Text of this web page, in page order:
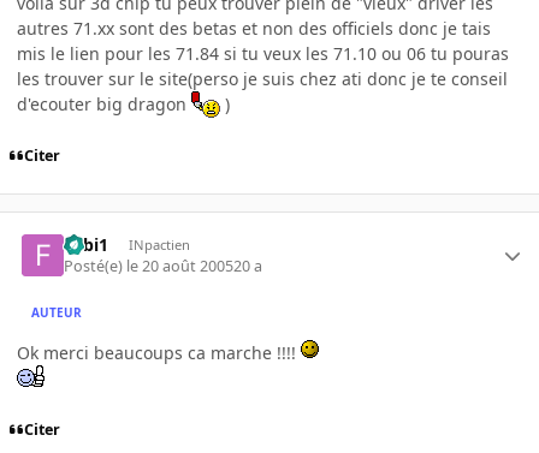
autres 71.xx sont des betas et non des officiels donc je tais
mis le lien pour les 71.84 si tu veux les 71.10 ou 06 tu pouras
les trouver sur le site(perso je suis chez ati donc je te conseil
d'ecouter big dragon
)
Citer
Fabi1 INpactien
Posté(e) le 20 août 200520 a
AUTEUR
Ok merci beaucoups ca marche !!!!
Citer